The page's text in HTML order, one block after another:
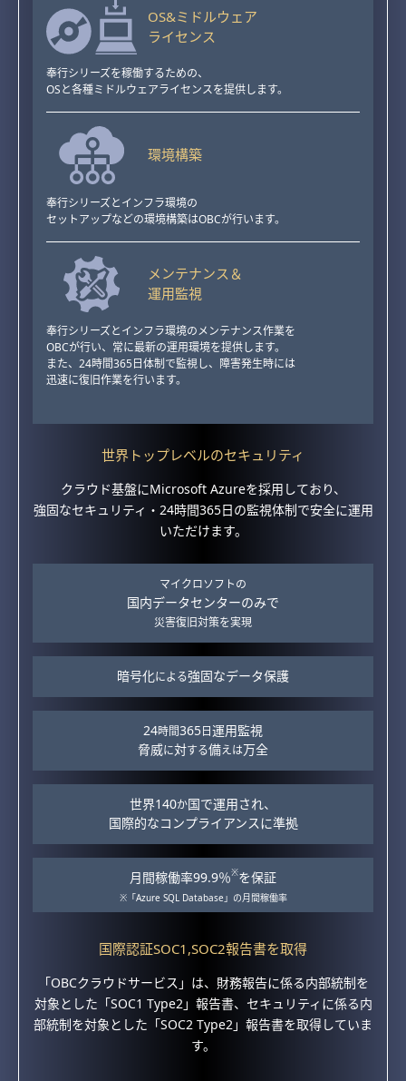
OS&ミドルウェア
ライセンス
奉行シリーズを稼働するための、
OSと各種ミドルウェアライセンスを提供します。
環境構築
奉行シリーズとインフラ環境の
セットアップなどの環境構築はOBCが行います。
メンテナンス＆
運用監視
奉行シリーズとインフラ環境のメンテナンス作業を
OBCが行い、常に最新の運用環境を提供します。
また、24時間365日体制で監視し、障害発生時には
迅速に復旧作業を行います。
世界トップレベルのセキュリティ
クラウド基盤にMicrosoft Azureを採用しており、
強固なセキュリティ・24時間365日の監視体制で安全に運用
いただけます。
マイクロソフトの
国内データセンターのみで
災害復旧対策を実現
暗号化による強固なデータ保護
24時間365 日 運用監視
脅威に対する備えは 万全
世界140か 国で運用され、
国際的なコンプライアンスに準拠
月間稼働率99.9％※を保証
※「Azure SQL Database」の月間稼働率
国際認証SOC1,SOC2報告書を取得
「OBCクラウドサービス」は、財務報告に係る内部統制を
対象とした「SOC1 Type2」報告書、セキュリティに係る内
部統制を対象とした「SOC2 Type2」報告書を取得していま
す。